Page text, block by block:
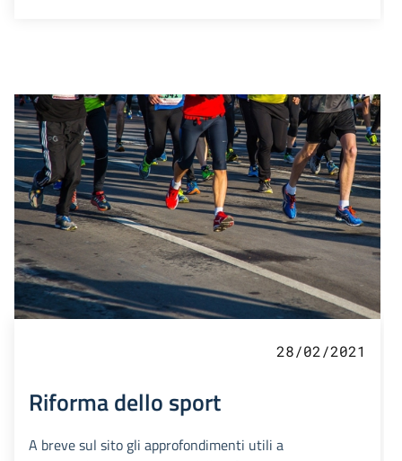
28/02/2021
Riforma dello sport
A breve sul sito gli approfondimenti utili a